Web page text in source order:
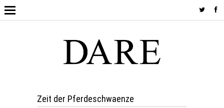
Zeit der Pferdeschwaenze